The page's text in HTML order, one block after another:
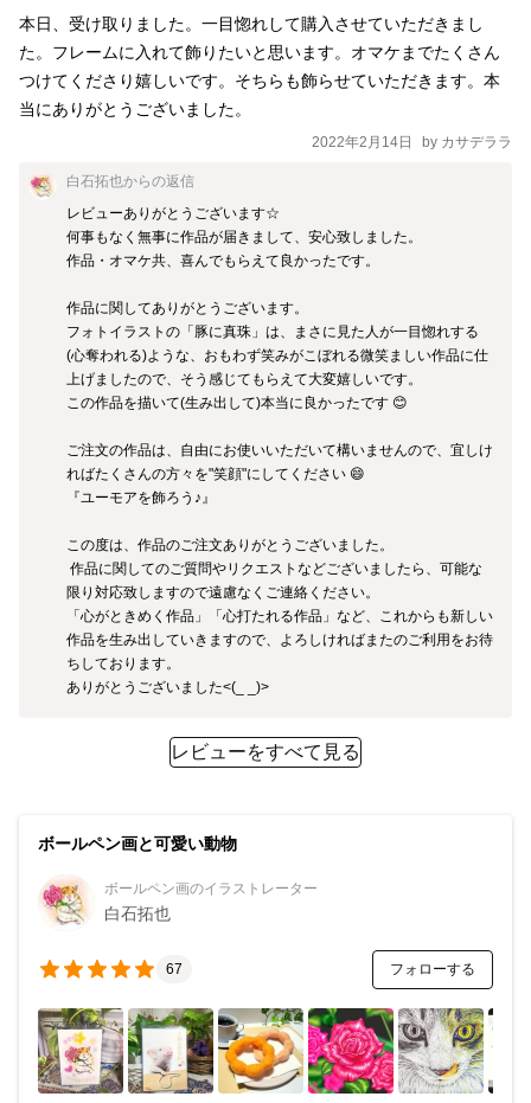
本日、受け取りました。一目惚れして購入させていただきまし
た。フレームに入れて飾りたいと思います。オマケまでたくさん
つけてくださり嬉しいです。そちらも飾らせていただきます。本
当にありがとうございました。
2022年2月14日 by カサデララ
白石拓也からの返信
レビューありがとうございます☆
何事もなく無事に作品が届きまして、安心致しました。
作品・オマケ共、喜んでもらえて良かったです。
作品に関してありがとうございます。
フォトイラストの「豚に真珠」は、まさに見た人が一目惚れする
(心奪われる)ような、おもわず笑みがこぼれる微笑ましい作品に仕
上げましたので、そう感じてもらえて大変嬉しいです。
この作品を描いて(生み出して)本当に良かったです 😊
ご注文の作品は、自由にお使いいただいて構いませんので、宜しけ
ればたくさんの方々を"笑顔"にしてください 😄
『ユーモアを飾ろう♪』
この度は、作品のご注文ありがとうございました。
限り対応致しますので遠慮なくご連絡ください。
「心がときめく作品」「心打たれる作品」など、これからも新しい
作品を生み出していきますので、よろしければまたのご利用をお待
ちしております。
ありがとうございました<(_ _)>
レビューをすべて見る
ボールペン画と可愛い動物
ボールペン画のイラストレーター
白石拓也
67 フォローする